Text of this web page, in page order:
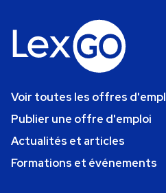
Voir toutes les offres
Publier une offre d'emploi
Actualités et articles
Formations et événements